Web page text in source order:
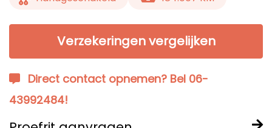
Verzekeringen vergelijken
Direct contact opnemen? Bel 06-
43992484!